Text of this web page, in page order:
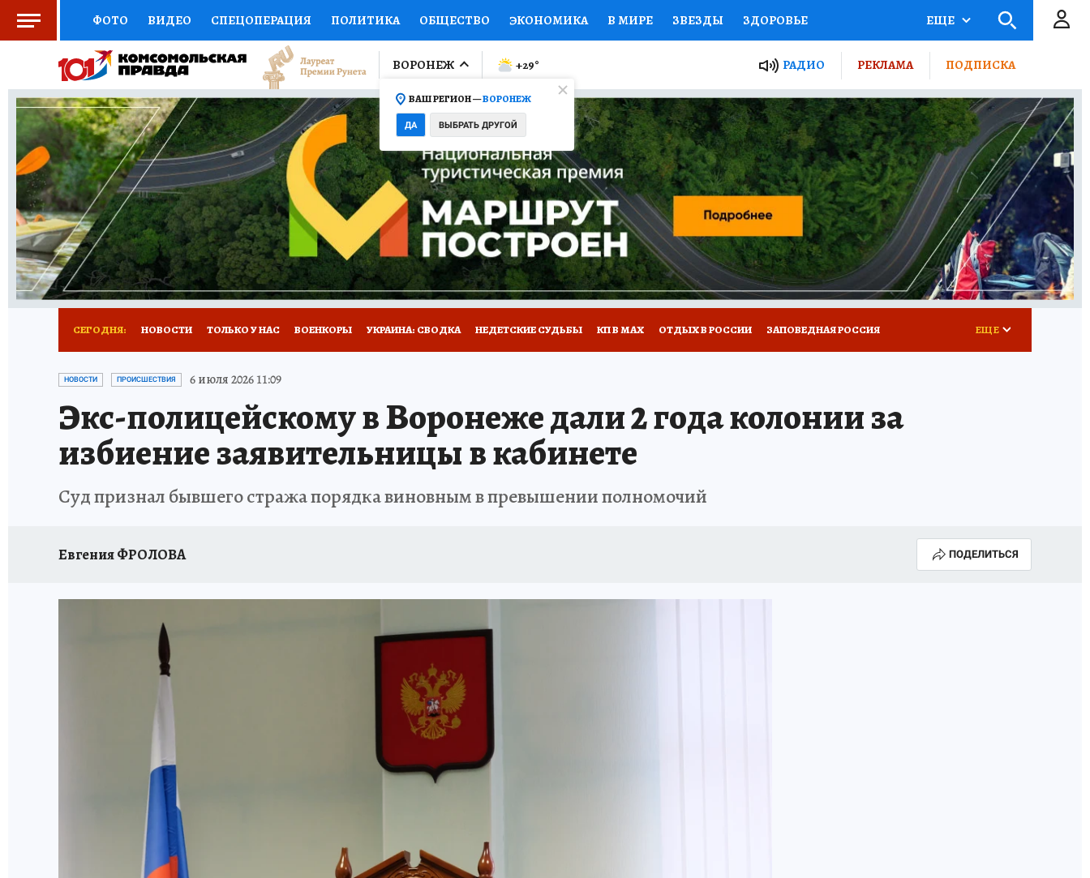
ФОТО ВИДЕО СПЕЦОПЕРАЦИЯ ПОЛИТИКА ОБЩЕСТВО ЭКОНОМИКА В МИРЕ ЗВЕЗДЫ ЗДОРОВЬЕ
СОЦПОДДЕРЖКА НАУКА СПОРТ КОЛУМНИСТЫ ПРОИСШЕСТВИЯ НАЦИОНАЛЬНЫЕ ПРОЕКТЫ РОССИИ
ВЫБОР ЭКСПЕРТОВ ДОКТОР ФИНАНСЫ ОТКРЫВАЕМ МИР Я ЗНАЮ СЕМЬЯ ЖЕНСКИЕ СЕКРЕТЫ ПУТЕВОДИТЕЛЬ
КНИЖНАЯ ПОЛКА ПРОГНОЗЫ НА СПОРТ ПРОМОКОДЫ СЕРИАЛЫ СПЕЦПРОЕКТЫ ДЕФИЦИТ ЖЕЛЕЗА ТУРИЗМ
ПРЕСС-ЦЕНТР НЕДВИЖИМОСТЬ ТЕЛЕВИЗОР КОЛЛЕКЦИИ КОНКУРСЫ РАБОТА У НАС ГИД ПОТРЕБИТЕЛЯ ВСЕ О КП
РАДИО КП РЕКЛАМА ТЕСТЫ НОВОЕ НА САЙТЕ
ЕЩЕ
ВОРОНЕЖ
ВАШ РЕГИОН —ВОРОНЕЖ
ДА ВЫБРАТЬ ДРУГОЙ
+29° РАДИО РЕКЛАМА ПОДПИСКА
СЕГОДНЯ: НОВОСТИ ТОЛЬКО У НАС ВОЕНКОРЫ УКРАИНА: СВОДКА НЕДЕТСКИЕ СУДЬБЫ КП В МАХ ОТДЫХ В РОССИИ ЗАПОВЕДНАЯ РОССИЯ
ПРОИСШЕСТВИЯ АФИША
ЕЩЕ
НОВОСТИ ПРОИСШЕСТВИЯ 6 июля 2026 11:09
Экс-полицейскому в Воронеже дали 2 года колонии за
избиение заявительницы в кабинете
Суд признал бывшего стража порядка виновным в превышении полномочий
Евгения ФРОЛОВА ПОДЕЛИТЬСЯ